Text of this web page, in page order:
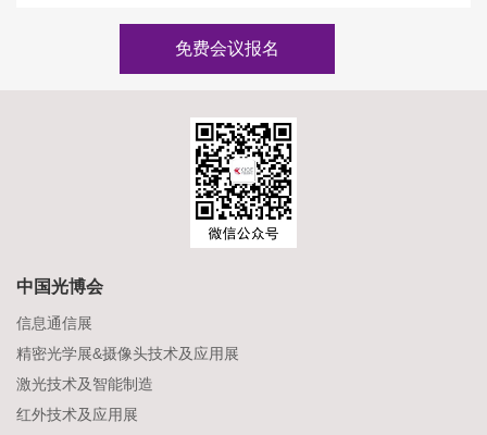
免费会议报名
中国光博会
信息通信展
精密光学展&摄像头技术及应用展
激光技术及智能制造
红外技术及应用展